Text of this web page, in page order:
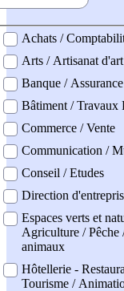
professionel
Achats /
Arts / Artisanat d'art
Banque / Assurance
Bâtiment / Travaux
Commerce / Vente
Communication /
Conseil / Etudes
Direction
Espaces verts et
Agriculture / Pêche
animaux
Hôtellerie -
Tourisme /